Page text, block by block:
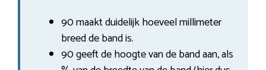
90 maakt duidelijk hoeveel millimeter
breed de band is.
90 geeft de hoogte van de band aan, als